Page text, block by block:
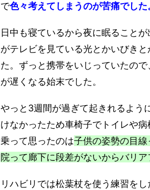
で色々考えてしまうのが苦痛でした
日中も寝ているから夜に眠ること
がテレビを見ている光とかいびき
た。ずっと携帯をいじっていたの
が遅くなる始末でした。
やっと3週間が過ぎて起きれるよう
けなかったため車椅子でトイレや
乗って思ったのは子供の姿勢の目
院って廊下に段差がないからバリ
リハビリでは松葉杖を使う練習を